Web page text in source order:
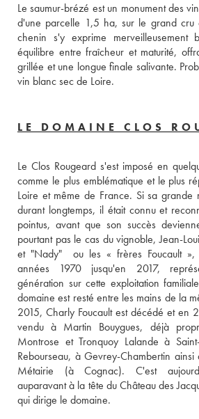
Le saumur-brézé est un monument des
d'une parcelle 1,5 ha, sur le grand cru
chenin s'y exprime merveilleusement
équilibre entre fraîcheur et maturité,
grillée et une longue finale salivante.
vin blanc sec de Loire.
LE DOMAINE CLOS
Le Clos Rougeard s'est imposé en
comme le plus emblématique et le plus
Loire et même de France. Si sa grande
durant longtemps, il était connu et
pointus, avant que son succès
pourtant pas le cas du vignoble, Jean-
et "Nady"  ou les « frères Foucault »,
années 1970 jusqu'en 2017,
génération sur cette exploitation
domaine est resté entre les mains de la
2015, Charly Foucault est décédé et en
vendu à Martin Bouygues, déjà
Montrose et Tronquoy Lalande à
Rebourseau, à Gevrey-Chambertin
Métairie (à Cognac). C'est
auparavant à la tête du Château des
qui dirige le domaine.